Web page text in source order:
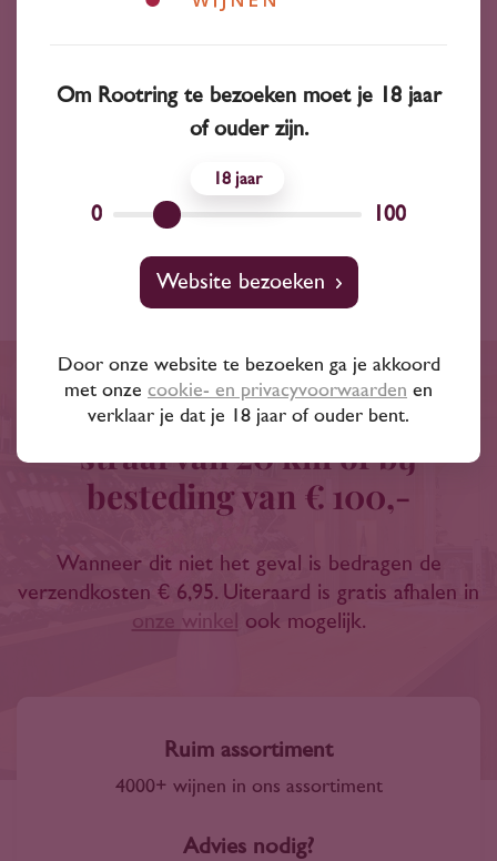
maanden op fust.
17.00 %
Frankrijk
Gratis bezorgd binnen een
straal van 20 km of bij
besteding van € 100,-
Wanneer dit niet het geval is bedragen de
verzendkosten € 6,95. Uiteraard is gratis afhalen in
onze winkel
ook mogelijk.
Ruim assortiment
4000+ wijnen in ons assortiment
Advies nodig?
Om Rootring te bezoeken moet je 18 jaar
of ouder zijn.
0
18
100
Website bezoeken
Door onze website te bezoeken ga je akkoord
met onze cookie- en privacyvoorwaarden en
verklaar je dat je 18 jaar of ouder bent.